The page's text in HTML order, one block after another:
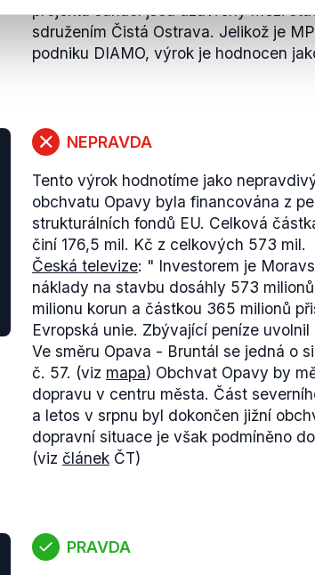
projektu sanací jsou uzavřeny mezi
sdružením Čistá Ostrava. Jelikož je
podniku DIAMO, výrok je hodnocen
NEPRAVDA
Tento výrok hodnotíme jako
obchvatu Opavy byla financována z
strukturálních fondů EU. Celková
činí 176,5 mil. Kč z celkových 573 mil.
Česká televize: " Investorem je
náklady na stavbu dosáhly 573
milionu korun a částkou 365 milionů
Evropská unie. Zbývající peníze uvolnil
Ve směru Opava - Bruntál se jedná o
č. 57. (viz mapa) Obchvat Opavy by
dopravu v centru města. Část
a letos v srpnu byl dokončen jižní
dopravní situace je však podmíněno
(viz článek ČT)
PRAVDA